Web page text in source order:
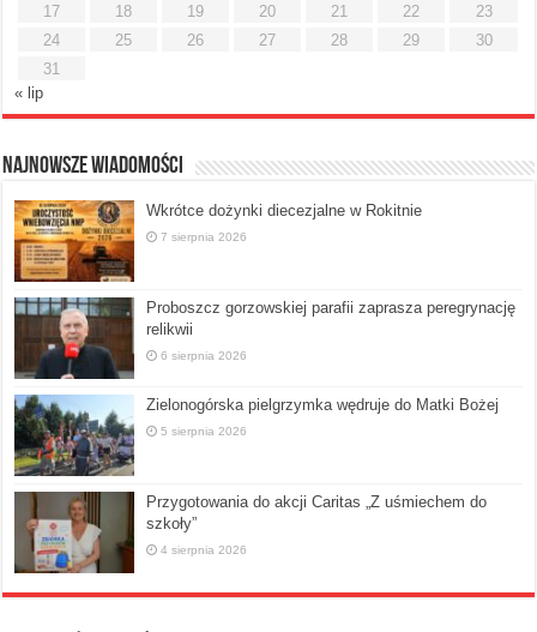
17
18 19 20 21 22
23
24
25 26 27 28 29
30
31
« lip
Najnowsze Wiadomości
Wkrótce dożynki diecezjalne w Rokitnie
7 sierpnia 2026
Proboszcz gorzowskiej parafii zaprasza peregrynację
relikwii
6 sierpnia 2026
Zielonogórska pielgrzymka wędruje do Matki Bożej
5 sierpnia 2026
Przygotowania do akcji Caritas „Z uśmiechem do
szkoły”
4 sierpnia 2026